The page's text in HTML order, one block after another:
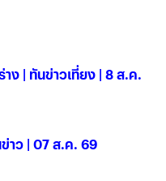
ง | ทันข่าวเที่ยง | 8 ส.ค.
าว | 07 ส.ค. 69